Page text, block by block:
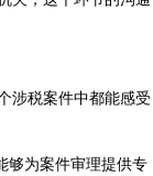
涉税案件中都能感受
为案件审理提供专